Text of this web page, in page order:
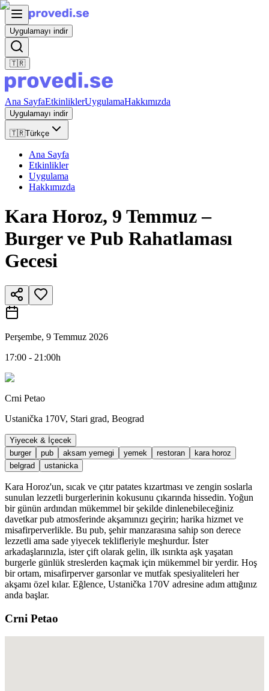
Uygulamayı indir
🇹🇷
Ana SayfaEtkinliklerUygulamaHakkımızda
Uygulamayı indir
🇹🇷Türkçe
Ana Sayfa
Etkinlikler
Uygulama
Hakkımızda
Kara Horoz, 9 Temmuz –
Burger ve Pub Rahatlaması
Gecesi
Perşembe, 9 Temmuz 2026
17:00 - 21:00h
Crni Petao
Ustanička 170V, Stari grad, Beograd
Yiyecek & İçecek
burger
pub aksam yemegi yemek restoran
kara horoz
belgrad
ustanicka
Kara Horoz'un, sıcak ve çıtır patates kızartması ve zengin soslarla
sunulan lezzetli burgerlerinin kokusunu çıkarında hissedin. Yoğun
bir günün ardından mükemmel bir şekilde dinlenebileceğiniz
davetkar pub atmosferinde akşamınızı geçirin; harika hizmet ve
misafirperverlikle. Bu pub, şehir manzarasına sahip son derece
lezzetli ama sade yiyecek teklifleriyle meşhurdur. İster
arkadaşlarınızla, ister çift olarak gelin, ilk ısırıkta aşk yaşatan
burgerle günlük streslerden kaçmak için mükemmel bir yerdir. Hoş
bir ortam, misafirperver garsonlar ve mutfak spesiyaliteleri her
akşamı özel kılar. Eğlence, Ustanička 170V adresine adım attığınız
anda başlar.
Crni Petao